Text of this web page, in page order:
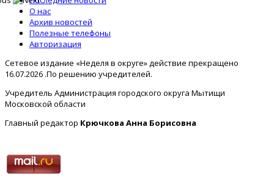
О нас
Архив новостей
Полезные телефоны
Авторизация
Сетевое издание «Неделя в округе» действие прекращено
16.07.2026 .По решению учредителей.
Учредитель Администрация городского округа Мытищи
Московской области
Главный редактор Крючкова Анна Борисовна